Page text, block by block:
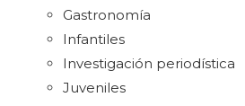
Gastronomía
Infantiles
Investigación periodística
Juveniles